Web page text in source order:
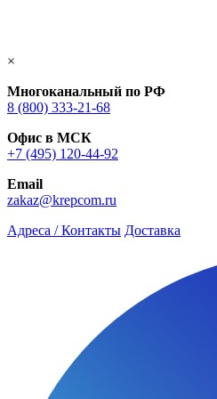
×
Многоканальный по РФ
8 (800) 333‑21-68
Офис в МСК
+7 (495) 120-44-92
Email
zakaz@krepcom.ru
Адреса / Контакты Доставка